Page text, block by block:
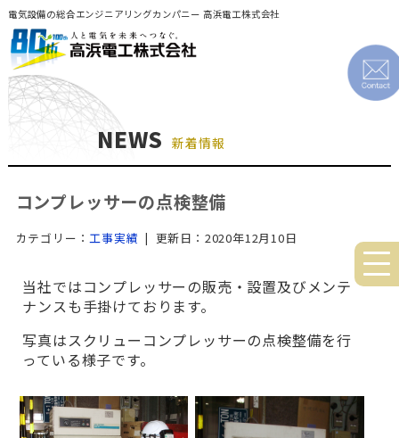
電気設備の総合エンジニアリングカンパニー 高浜電工株式会社
NEWS 新着情報
コンプレッサーの点検整備
カテゴリー： 工事実績 | 更新日：2020年12月10日
当社ではコンプレッサーの販売・設置及びメンテ
ナンスも手掛けております。
写真はスクリューコンプレッサーの点検整備を行
っている様子です。